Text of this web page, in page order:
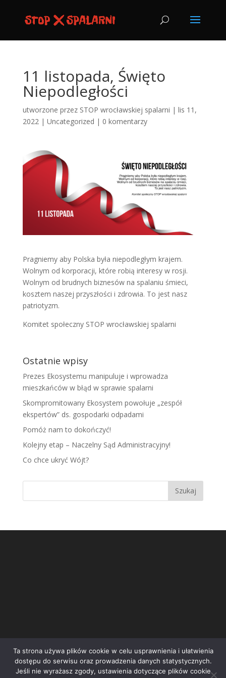
11 listopada, Święto
Niepodległości
utworzone przez STOP wrocławskiej spalarni | lis 11,
2022| Uncategorized | 0 komentarzy
Pragniemy aby Polska była niepodległym krajem.
Wolnym od korporacji, które robią interesy w rosji.
Wolnym od brudnych biznesów na spalaniu śmieci,
kosztem naszej przyszłości i zdrowia. To jest nasz
patriotyzm.
Komitet społeczny STOP wrocławskiej spalarni
Ostatnie wpisy
Prezes Ekosystemu manipuluje i wprowadza
mieszkańców w błąd w sprawie spalarni
Skompromitowany Ekosystem powołuje „zespół
ekspertów” ds. gospodarki odpadami
Pomóż nam to dokończyć!
Kolejny etap – Naczelny Sąd Administracyjny!
Co chce ukryć Wójt?
Ta strona używa plików cookie w celu usprawnienia i ułatwienia
dostępu do serwisu oraz prowadzenia danych statystycznych.
Jeśli nie wyrażasz zgody, ustawienia dotyczące plików cookie